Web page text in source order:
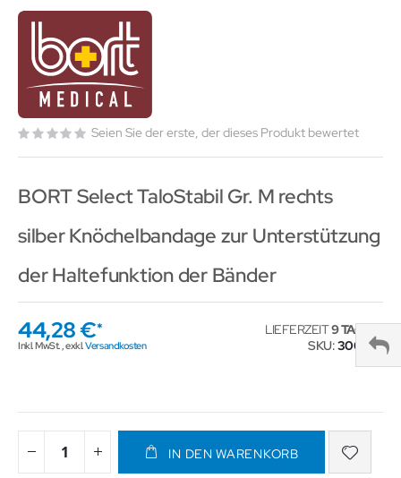
Seien Sie der erste, der dieses Produkt bewertet
BORT Select TaloStabil Gr. M rechts
silber Knöchelbandage zur Unterstützung
der Haltefunktion der Bänder
44,28 €
Inkl. MwSt.,exkl.Versandkosten
LIEFERZEIT9 TAGE
SKU 300228
IN DEN WARENKORB